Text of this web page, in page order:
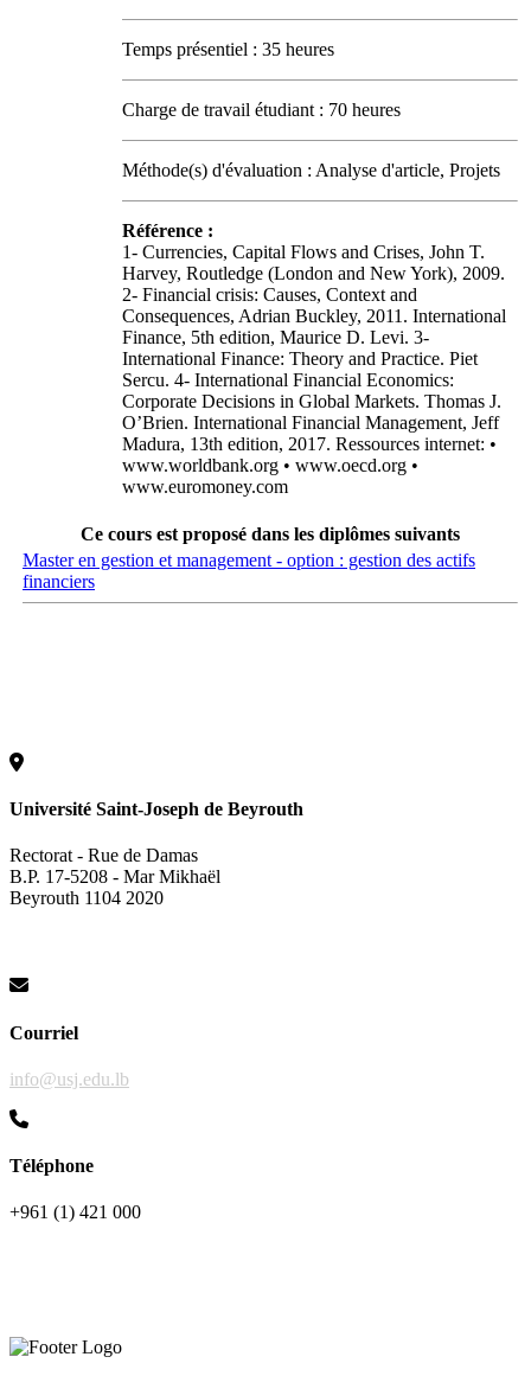
Temps présentiel : 35 heures
Charge de travail étudiant : 70 heures
Méthode(s) d'évaluation : Analyse d'article, Projets
Référence :
1- Currencies, Capital Flows and Crises, John T.
Harvey, Routledge (London and New York), 2009.
2- Financial crisis: Causes, Context and
Consequences, Adrian Buckley, 2011. International
Finance, 5th edition, Maurice D. Levi. 3-
International Finance: Theory and Practice. Piet
Sercu. 4- International Financial Economics:
Corporate Decisions in Global Markets. Thomas J.
O’Brien. International Financial Management, Jeff
Madura, 13th edition, 2017. Ressources internet: •
www.worldbank.org • www.oecd.org •
www.euromoney.com
Ce cours est proposé dans les diplômes suivants
Master en gestion et management - option : gestion des actifs
financiers
Université Saint-Joseph de Beyrouth
Rectorat - Rue de Damas
B.P. 17-5208 - Mar Mikhaël
Beyrouth 1104 2020
Courriel
info@usj.edu.lb
Téléphone
+961 (1) 421 000